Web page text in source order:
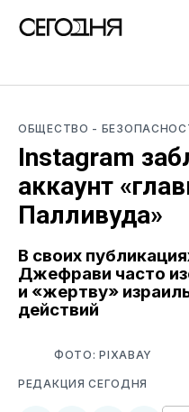
ОБЩЕСТВО -
Instagram
аккаунт
Палливуда»
В своих
Джефрави часто
и «жертву»
действий
ФОТО: PIXABAY
РЕДАКЦИЯ СЕГОДНЯ